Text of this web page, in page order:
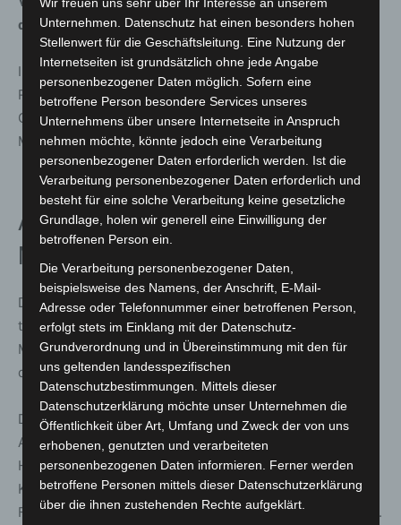
der Eintritt ist kostenfrei.
Im Rahmen der Veranstaltung spricht Stefan Schubert,
Regionalgruppenleiter GDT Niedersachsen / Bremen,
Grußworte. Anschließend besteht bei Getränken die
Möglichkeit zum Austausch über die gezeigten Werke.
Ausstellung im Klinikalltag der
MHH
Die Ausstellung ist vom 2. Juli bis zum 25. Oktober 2026
täglich zwischen 8 und 21 Uhr im KunstGang der
Medizinischen Hochschule Hannover zugänglich. Auch
der reguläre Eintritt ist frei.
Der KunstGang ist Teil eines kontinuierlichen
Ausstellungsformats der Medizinische Hochschule
Hannover. Seit 2023 organisiert der Verein Fotografie &
Kommunikation e.V. dort regelmäßig wechselnde
Fotoausstellungen im zwei- bis dreimonatigen Rhythmus.
Wir freuen uns sehr über Ihr Interesse an unserem
Unternehmen. Datenschutz hat einen besonders hohen
Stellenwert für die Geschäftsleitung. Eine Nutzung der
Internetseiten ist grundsätzlich ohne jede Angabe
personenbezogener Daten möglich. Sofern eine
betroffene Person besondere Services unseres
Unternehmens über unsere Internetseite in Anspruch
nehmen möchte, könnte jedoch eine Verarbeitung
personenbezogener Daten erforderlich werden. Ist die
Verarbeitung personenbezogener Daten erforderlich und
besteht für eine solche Verarbeitung keine gesetzliche
Grundlage, holen wir generell eine Einwilligung der
betroffenen Person ein.
Die Verarbeitung personenbezogener Daten,
beispielsweise des Namens, der Anschrift, E-Mail-
Adresse oder Telefonnummer einer betroffenen Person,
erfolgt stets im Einklang mit der Datenschutz-
Grundverordnung und in Übereinstimmung mit den für
uns geltenden landesspezifischen
Datenschutzbestimmungen. Mittels dieser
Datenschutzerklärung möchte unser Unternehmen die
Öffentlichkeit über Art, Umfang und Zweck der von uns
erhobenen, genutzten und verarbeiteten
personenbezogenen Daten informieren. Ferner werden
betroffene Personen mittels dieser Datenschutzerklärung
über die ihnen zustehenden Rechte aufgeklärt.